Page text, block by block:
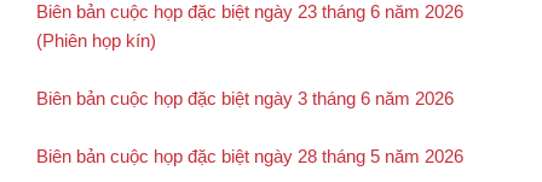
Biên bản cuộc họp đặc biệt ngày 23 tháng 6 năm 2026
(Phiên họp kín)
Biên bản cuộc họp đặc biệt ngày 3 tháng 6 năm 2026
Biên bản cuộc họp đặc biệt ngày 28 tháng 5 năm 2026